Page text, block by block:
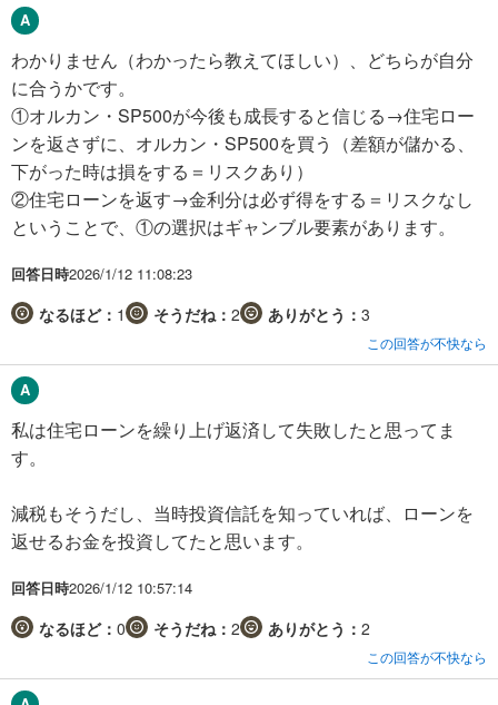
わかりません（わかったら教えてほしい）、どちらが自分
に合うかです。
①オルカン・SP500が今後も成長すると信じる→住宅ロー
ンを返さずに、オルカン・SP500を買う（差額が儲かる、
下がった時は損をする＝リスクあり）
②住宅ローンを返す→金利分は必ず得をする＝リスクなし
ということで、①の選択はギャンブル要素があります。
回答日時2026/1/12 11:08:23
なるほど： 1 そうだね： 2 ありがとう： 3
この回答が不快なら
私は住宅ローンを繰り上げ返済して失敗したと思ってま
す。
減税もそうだし、当時投資信託を知っていれば、ローンを
返せるお金を投資してたと思います。
回答日時2026/1/12 10:57:14
なるほど： 0 そうだね： 2 ありがとう： 2
この回答が不快なら